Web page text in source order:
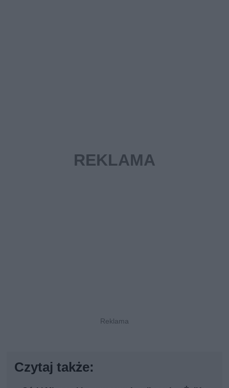
Czytaj także: